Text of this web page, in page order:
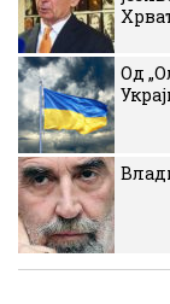
Од